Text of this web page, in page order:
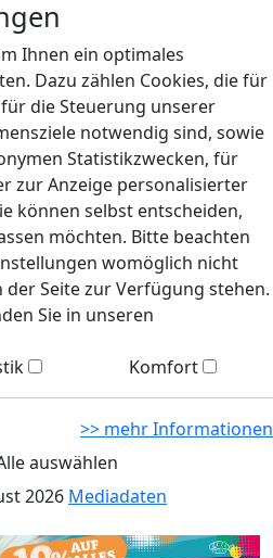
Ihnen ein optimales
Dazu zählen Cookies, die für
die Steuerung unserer
notwendig sind, sowie
Statistikzwecken, für
zur Anzeige personalisierter
können selbst entscheiden,
möchten. Bitte beachten
womöglich nicht
Seite zur Verfügung stehen.
Sie in unseren
Komfort
>> mehr Informationen
auswählen
2026 Mediadaten